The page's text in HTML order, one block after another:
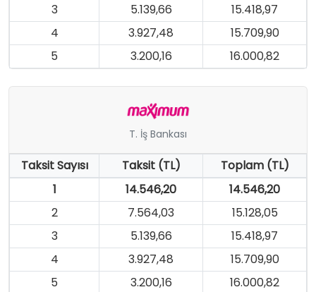
3
5.139,66
15.418,97
4
3.927,48
15.709,90
5
3.200,16 16.000,82
T. İş Bankası
Taksit Sayısı Taksit (TL)
Toplam (TL)
1
14.546,20
14.546,20
2
7.564,03
15.128,05
3
5.139,66
15.418,97
4
3.927,48
15.709,90
5
3.200,16 16.000,82